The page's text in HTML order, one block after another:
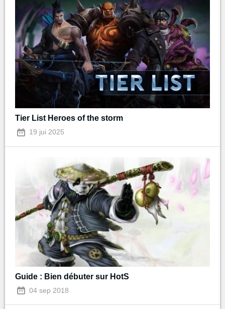
Tier List Heroes of the storm
19 jui 2025
Guide : Bien débuter sur HotS
04 sep 2018